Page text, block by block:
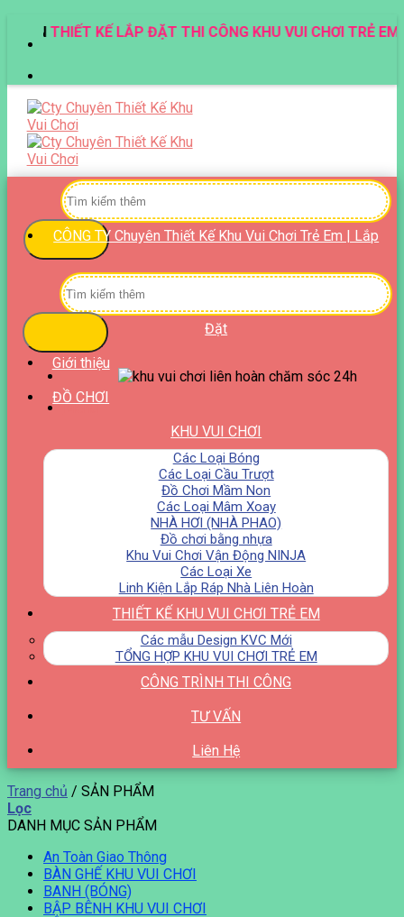
THIẾT KẾ LẮP ĐẶT THI CÔNG KHU VUI CHƠI TRẺ EM!!
Tìm
kiếm:
Tìm
kiếm:
Menu
CÔNG TY Chuyên Thiết Kế Khu Vui Chơi Trẻ Em | Lắp
Đặt
Giới thiệu
ĐỒ CHƠI
KHU VUI CHƠI
Các Loại Bóng
Các Loại Cầu Trượt
Đồ Chơi Mầm Non
Các Loại Mâm Xoay
NHÀ HƠI (NHÀ PHAO)
Đồ chơi bằng nhựa
Khu Vui Chơi Vận Động NINJA
Các Loại Xe
Linh Kiện Lắp Ráp Nhà Liên Hoàn
THIẾT KẾ KHU VUI CHƠI TRẺ EM
Các mẫu Design KVC Mới
TỔNG HỢP KHU VUI CHƠI TRẺ EM
CÔNG TRÌNH THI CÔNG
TƯ VẤN
Liên Hệ
Trang chủ / SẢN PHẨM
Lọc
DANH MỤC SẢN PHẨM
An Toàn Giao Thông
BÀN GHẾ KHU VUI CHƠI
BANH (BÓNG)
BẬP BÊNH KHU VUI CHƠI